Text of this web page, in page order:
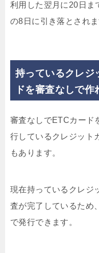
利用した翌月に20日ま
の8日に引き落とされま
持っているクレジ
ドを審査なしで作
審査なしでETCカード
行しているクレジット
もあります。
現在持っているクレジ
査が完了しているため
で発行できます。